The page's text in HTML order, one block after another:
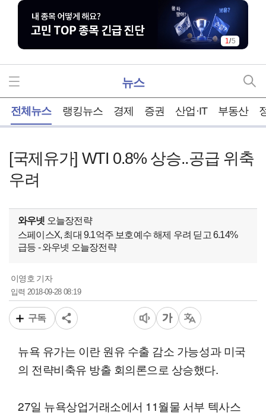
1/5
뉴스
전체뉴스 랭킹뉴스 경제 증권 산업·IT 부동산
[국제유가] WTI 0.8% 상승..공급 위축
우려
와우넷 오늘장전략
스페이스X, 최대 9.1억주 보호예수 해제 우려 딛고 6.14%
급등 - 와우넷 오늘장전략
이영호 기자
입력2018-09-28 08:19
구독
뉴욕 유가는 이란 원유 수출 감소 가능성과 미국
의 전략비축유 방출 회의론으로 상승했다.
27일 뉴욕상업거래소에서 11월물 서부 텍사스